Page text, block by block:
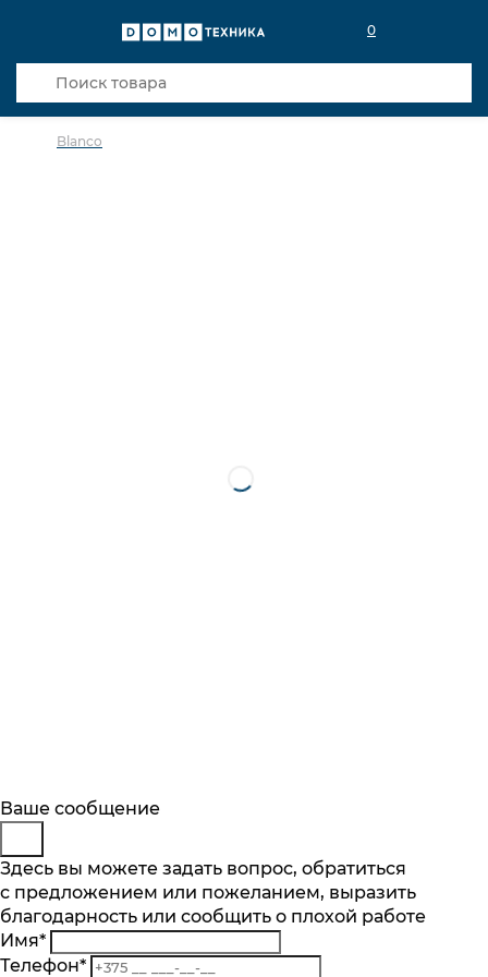
0
Blanco
Описание
Отзывы
Основные характеристики
Количество чаш шт.
1
Материал
Будьте в курсе
Подпишитесь на последние обновления
и узнавайте о новинках и специальных
предложениях первыми
Подписаться
Заказ обратного звонка
Представьтесь
Телефон*
Комментарий
Ваше сообщение
Здесь вы можете задать вопрос, обратиться
с предложением или пожеланием, выразить
благодарность или сообщить о плохой работе
Имя*
Телефон*